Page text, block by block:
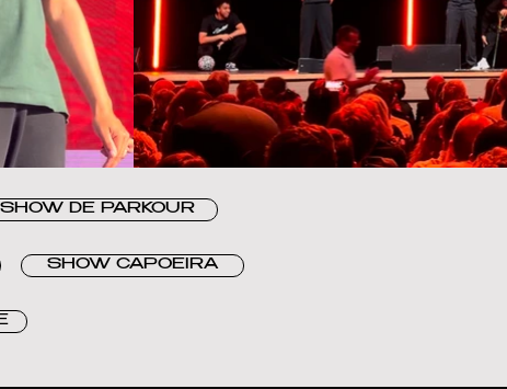
SHOW DE PARKOUR
SHOW CAPOEIRA